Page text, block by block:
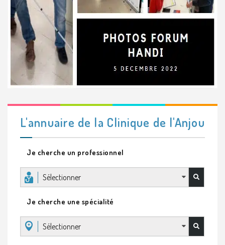
L'annuaire de la Clinique de l'Anjou
Je cherche un professionnel
Sélectionner
Je cherche une spécialité
Sélectionner